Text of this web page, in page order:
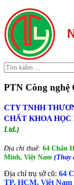
PTN Công nghệ
CTY TNHH
CHẤT KHOA
Ltd.)
Địa chỉ thuế: 64 Chấn
Minh, Việt Nam (Thay
Địa chỉ trụ sở cũ: 64
TP. HCM, Việt Nam